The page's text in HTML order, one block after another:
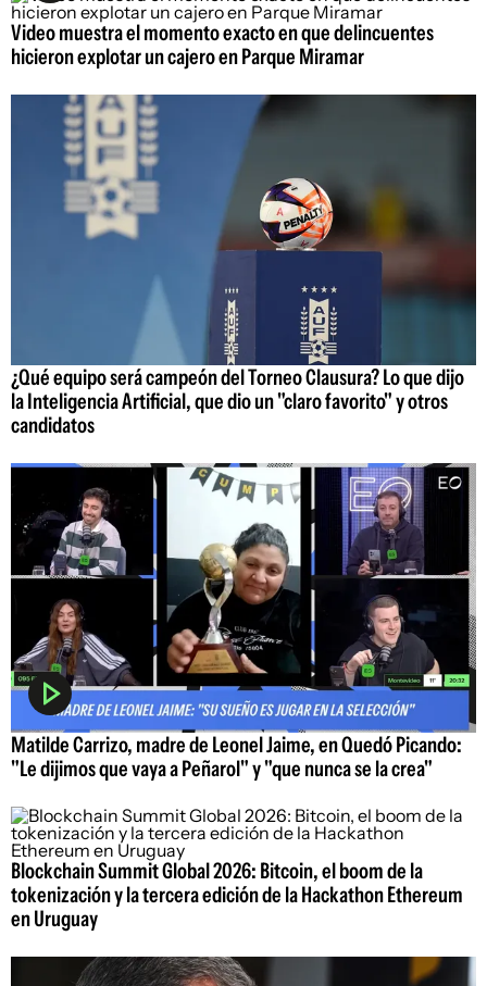
Video muestra el momento exacto en que delincuentes
hicieron explotar un cajero en Parque Miramar
¿Qué equipo será campeón del Torneo Clausura? Lo que dijo
la Inteligencia Artificial, que dio un "claro favorito" y otros
candidatos
Matilde Carrizo, madre de Leonel Jaime, en Quedó Picando:
"Le dijimos que vaya a Peñarol" y "que nunca se la crea"
Blockchain Summit Global 2026: Bitcoin, el boom de la
tokenización y la tercera edición de la Hackathon Ethereum
en Uruguay